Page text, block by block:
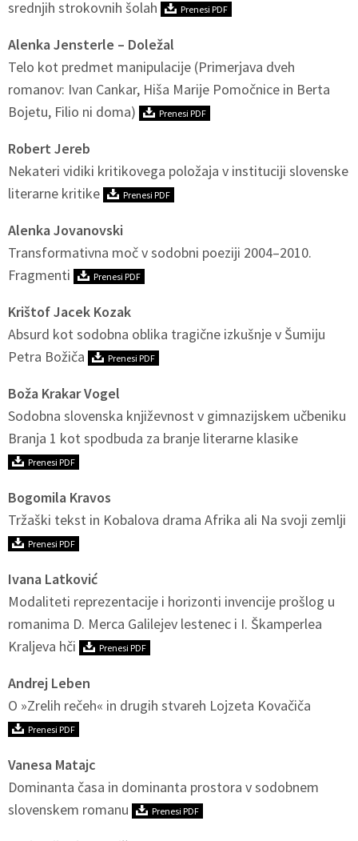
srednjih strokovnih šolah Prenesi PDF
Alenka Jensterle – Doležal
Telo kot predmet manipulacije (Primerjava dveh
romanov: Ivan Cankar, Hiša Marije Pomočnice in Berta
Bojetu, Filio ni doma)
Prenesi PDF
Robert Jereb
Nekateri vidiki kritikovega položaja v instituciji slovenske
literarne kritike
Prenesi PDF
Alenka Jovanovski
Transformativna moč v sodobni poeziji 2004–2010.
Fragmenti
Prenesi PDF
Krištof Jacek Kozak
Absurd kot sodobna oblika tragične izkušnje v Šumiju
Petra Božiča
Prenesi PDF
Boža Krakar Vogel
Sodobna slovenska književnost v gimnazijskem učbeniku
Branja 1 kot spodbuda za branje literarne klasike
Prenesi PDF
Bogomila Kravos
Tržaški tekst in Kobalova drama Afrika ali Na svoji zemlji
Prenesi PDF
Ivana Latković
Modaliteti reprezentacije i horizonti invencije prošlog u
romanima D. Merca Galilejev lestenec i I. Škamperlea
Kraljeva hči
Prenesi PDF
Andrej Leben
O »Zrelih rečeh« in drugih stvareh Lojzeta Kovačiča
Prenesi PDF
Vanesa Matajc
Dominanta časa in dominanta prostora v sodobnem
slovenskem romanu
Prenesi PDF